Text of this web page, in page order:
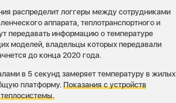
распределит логгеры между сотрудниками
аппарата, теплотранспортного и
передавать информацию о температуре
моделей, владельцы которых передавали
до конца 2020 года.
в 5 секунд замеряет температуру в жилых
платформу.Показания с устройств